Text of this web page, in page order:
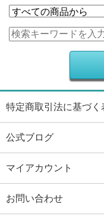
特定商取引法に基づく
公式ブログ
マイアカウント
お問い合わせ